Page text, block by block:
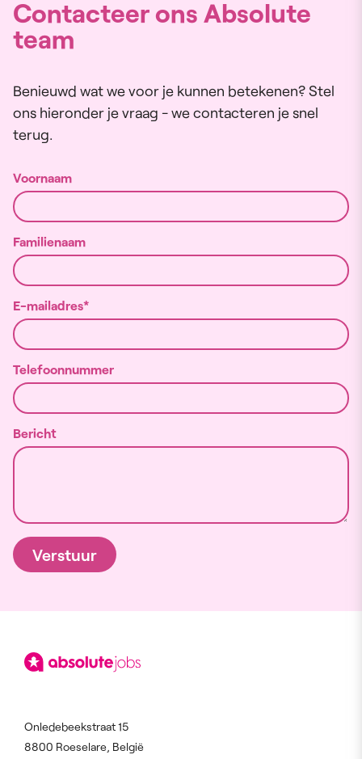
Contacteer ons Absolute
team
Benieuwd wat we voor je kunnen betekenen? Stel
ons hieronder je vraag - we contacteren je snel
terug.
Voornaam
Familienaam
E-mailadres
Telefoonnummer
Bericht
Verstuur
Onledebeekstraat 15
8800 Roeselare, België